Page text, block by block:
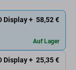
Display + 58,52 €
Auf Lager
Display + 25,35 €